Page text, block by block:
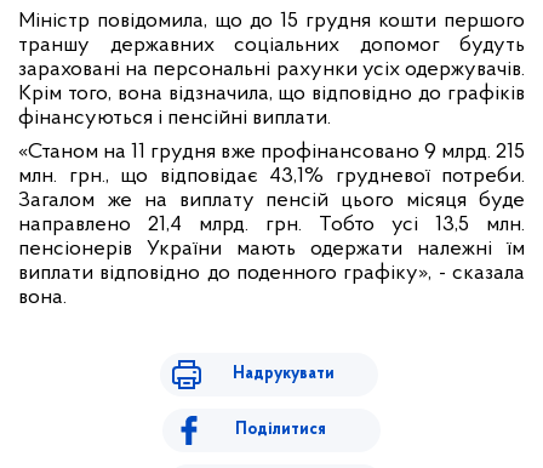
Міністр повідомила, що до 15 грудня кошти першого
траншу державних соціальних допомог будуть
зараховані на персональні рахунки усіх одержувачів.
Крім того, вона відзначила, що відповідно до графіків
фінансуються і пенсійні виплати.
«Станом на 11 грудня вже профінансовано 9 млрд. 215
млн. грн., що відповідає 43,1% грудневої потреби.
Загалом же на виплату пенсій цього місяця буде
направлено 21,4 млрд. грн. Тобто усі 13,5 млн.
пенсіонерів України мають одержати належні їм
виплати відповідно до поденного графіку», - сказала
вона.
Надрукувати
Поділитися